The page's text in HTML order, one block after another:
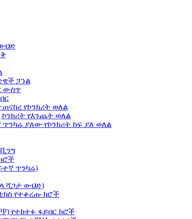
ፓነል
ውስጥ
የኮንክሪት ወለል
የእንጨት ወለል
ጥንካሬ ያለው የኮንክሪት ከፍ ያለ ወለል
ጥንካሬ)
ሻጋታ ውህድ)
የተቆረጡ ክሮች
የተከተፉ ፋይበር ክሮች